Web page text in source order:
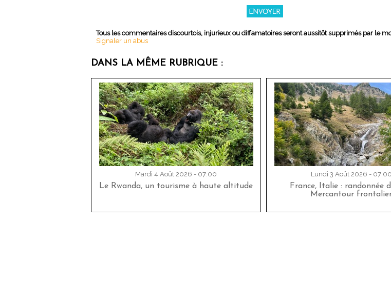
Tous les commentaires discourtois, injurieux ou diffamatoires seront aussitôt supprimés par le
Signaler un abus
DANS LA MÊME RUBRIQUE :
Mardi 4 Août 2026 - 07:00
Le Rwanda, un tourisme à haute altitude
Lundi 3 Août 2026 - 07:00
France, Italie : randonnée
Mercantour